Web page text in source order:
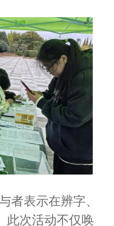
者表示在辨字、
此次活动不仅唤